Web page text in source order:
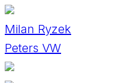
Milan Ryzek
Peters VW